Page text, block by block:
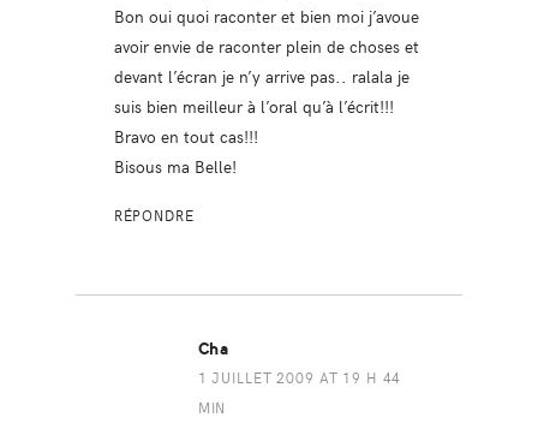
Bon oui quoi raconter et bien moi j’avoue
avoir envie de raconter plein de choses et
devant l’écran je n’y arrive pas.. ralala je
suis bien meilleur à l’oral qu’à l’écrit!!!
Bravo en tout cas!!!
Bisous ma Belle!
RÉPONDRE
Cha
1 JUILLET 2009 AT 19 H 44
MIN